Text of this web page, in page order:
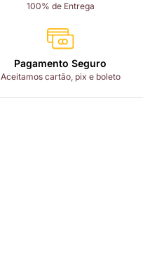
100% de Entrega
Pagamento Seguro
Aceitamos cartão, pix e boleto